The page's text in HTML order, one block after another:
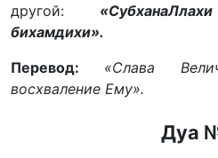
другой:
бихамдихи».
Перевод: «Слава
восхваление Ему».
Дуа